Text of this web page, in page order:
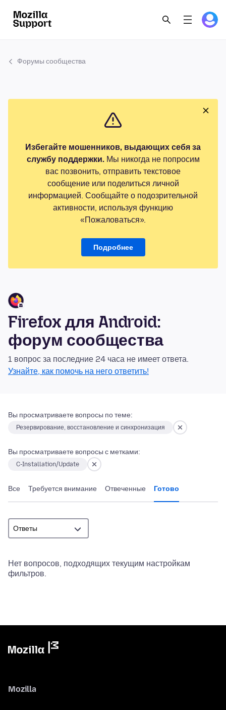
Форумы сообщества
Избегайте мошенников, выдающих себя за
службу поддержки.Мы никогда не попросим
вас позвонить, отправить текстовое
сообщение или поделиться личной
информацией. Сообщайте о подозрительной
активности, используя функцию
«Пожаловаться».
Подробнее
Firefox для Android:
форум сообщества
1 вопрос за последние 24 часа не имеет ответа.
Узнайте, как помочь на него ответить!
Вы просматриваете вопросы по теме:
Резервирование, восстановление и синхронизация
Вы просматриваете вопросы с метками:
C-Installation/Update
Все Требуется внимание Отвеченные Готово
Нет вопросов, подходящих текущим настройкам
фильтров.
Mozilla